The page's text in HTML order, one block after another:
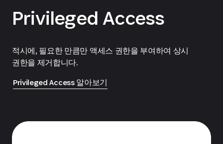
Privileged Access
적시에, 필요한 만큼만 액세스 권한을 부여하여 상시
권한을 제거합니다.
Privileged Access 알아보기